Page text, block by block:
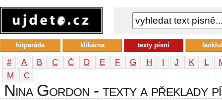
# A B C Č D E F G H I J K L
М
С
Nina Gordon - texty a překlady
hitparáda klikárna texty písní